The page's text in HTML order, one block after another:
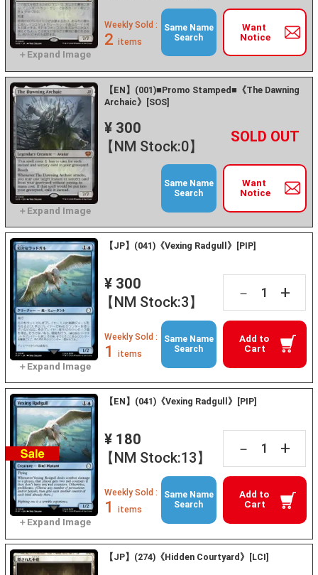
Want
Notice
Weekly Sold :
2 items
Same Name
Search
【EN】(001)■Promo Stamped■《The Dawning
Archaic》[SOS]
¥ 300
【NM Stock:0】
－ +
Want
Notice
Same Name
Search
【JP】(041)《Vexing Radgull》[PIP]
¥ 300
【NM Stock:3】
－ +
Add to
Cart
Weekly Sold :
1 items
Same Name
Search
【EN】(041)《Vexing Radgull》[PIP]
¥ 180
【NM Stock:13】
－ +
Add to
Cart
Weekly Sold :
1 items
Same Name
Search
【JP】(274)《Hidden Courtyard》[LCI]